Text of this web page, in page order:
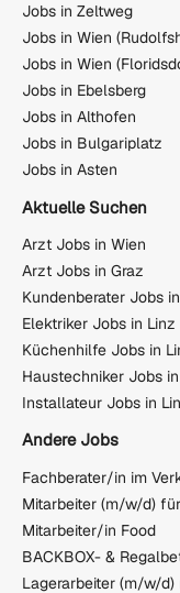
Jobs in Zeltweg
Jobs in Wien
Jobs in Wien
Jobs in Ebelsberg
Jobs in Althofen
Jobs in Bulgariplatz
Jobs in Asten
Aktuelle Suchen
Arzt Jobs in Wien
Arzt Jobs in Graz
Kundenberater Jobs
Elektriker Jobs in Linz
Küchenhilfe Jobs in
Haustechniker Jobs
Installateur Jobs in
Andere Jobs
Mitarbeiter (m/w/d)
Mitarbeiter/in Food
BACKBOX- &